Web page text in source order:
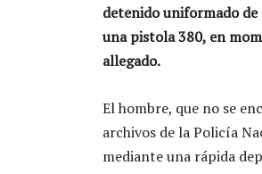
detenido uniformado
una pistola 380, en
allegado.
El hombre, que no se
archivos de la Policía
mediante una rápida